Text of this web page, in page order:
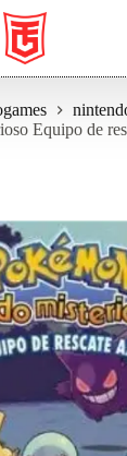
Equipo de